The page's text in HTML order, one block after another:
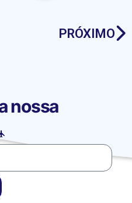
PRÓXIMO
nossa